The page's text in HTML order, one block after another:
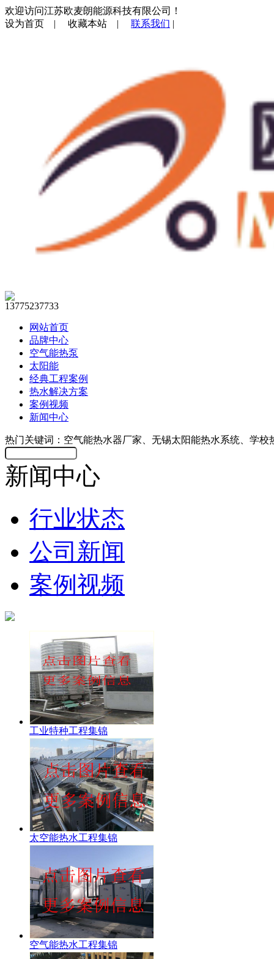
欢迎访问江苏欧麦朗能源科技有限公司！
设为首页 | 收藏本站 | 联系我们 |
13775237733
网站首页
品牌中心
空气能热泵
太阳能
经典工程案例
热水解决方案
案例视频
新闻中心
热门关键词：空气能热水器厂家、无锡太阳能热水系统、学校
新闻中心
行业状态
公司新闻
案例视频
工业特种工程集锦
太空能热水工程集锦
空气能热水工程集锦